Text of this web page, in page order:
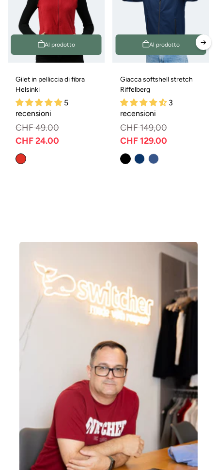
Al prodotto
Gilet in pelliccia di fibra
Helsinki
5
recensioni
Prezzo
normale
CHF 49.00
Prezzo
di
CHF 24.00
Al prodotto
Giacca softshell stretch
Riffelberg
3
recensioni
Prezzo
normale
CHF 149,00
Prezzo
di
CHF 129.00